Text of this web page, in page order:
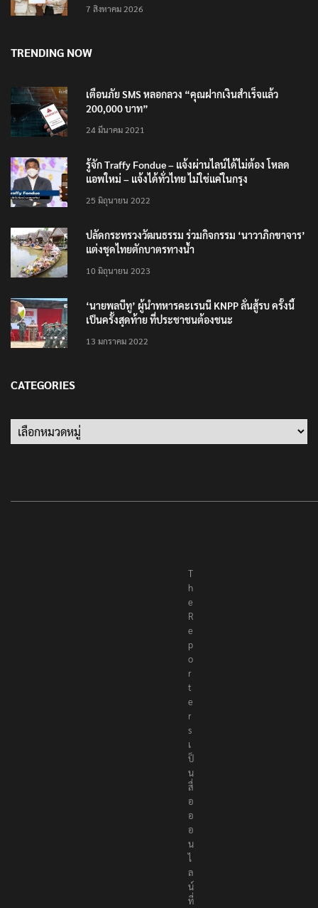
7 สิงหาคม 2026
TRENDING NOW
เตือนภัย SMS หลอกลวง “คุณฝากเงินสำเร็จแล้ว
200,000 บาท”
24 มีนาคม 2021
รู้จัก Traffy Fondue – แจ้งผ่านไลน์ได้ไม่ต้อง โหลด
แอพใหม่ – แจ้งได้ทั่วไทย ไม่ใช่แค่ในกรุง
25 มิถุนายน 2022
ปลัดกระทรวงวัฒนธรรม ร่วมกิจกรรม ‘นาวาภิกขาจาร’
แต่งชุดไทยตักบาตรทางน้ำ
10 มิถุนายน 2023
‘นายพลบีทู’ ผู้นำทหารคะเรนนี KNPP ลั่นสู้รบ ครั้งนี้
เป็นครั้งสุดท้าย ที่ประชาชนต้องชนะ
13 มกราคม 2022
CATEGORIES
Categories
T
h
e
R
e
p
o
r
t
e
r
s
เ
ป็
น
สื่
อ
อ
อ
น
ไ
ล
น์
ที่